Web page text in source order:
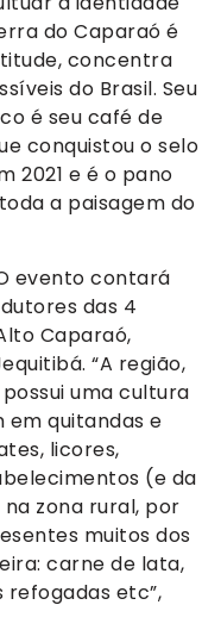
do Caparaó é
concentra
do Brasil. Seu
é seu café de
conquistou o selo
2021 e é o pano
a paisagem do
evento contará
das 4
Caparaó,
“A região,
uma cultura
quitandas e
licores,
(e da
zona rural, por
muitos dos
carne de lata,
refogadas etc”,